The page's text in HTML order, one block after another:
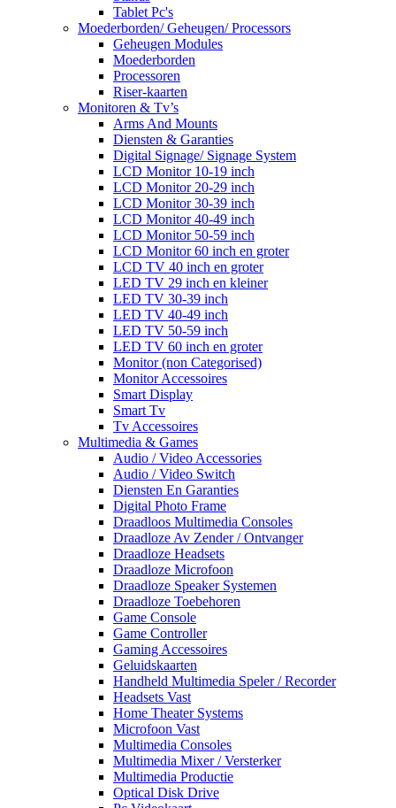
Tablet Pc's
Moederborden/ Geheugen/ Processors
Geheugen Modules
Moederborden
Processoren
Riser-kaarten
Monitoren & Tv’s
Arms And Mounts
Diensten & Garanties
Digital Signage/ Signage System
LCD Monitor 10-19 inch
LCD Monitor 20-29 inch
LCD Monitor 30-39 inch
LCD Monitor 40-49 inch
LCD Monitor 50-59 inch
LCD Monitor 60 inch en groter
LCD TV 40 inch en groter
LED TV 29 inch en kleiner
LED TV 30-39 inch
LED TV 40-49 inch
LED TV 50-59 inch
LED TV 60 inch en groter
Monitor (non Categorised)
Monitor Accessoires
Smart Display
Smart Tv
Tv Accessoires
Multimedia & Games
Audio / Video Accessories
Audio / Video Switch
Diensten En Garanties
Digital Photo Frame
Draadloos Multimedia Consoles
Draadloze Av Zender / Ontvanger
Draadloze Headsets
Draadloze Microfoon
Draadloze Speaker Systemen
Draadloze Toebehoren
Game Console
Game Controller
Gaming Accessoires
Geluidskaarten
Handheld Multimedia Speler / Recorder
Headsets Vast
Home Theater Systems
Microfoon Vast
Multimedia Consoles
Multimedia Mixer / Versterker
Multimedia Productie
Optical Disk Drive